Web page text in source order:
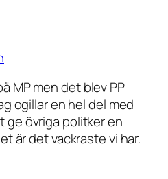
MP men det blev PP
ogillar en hel del med
ge övriga politker en
är det vackraste vi har.